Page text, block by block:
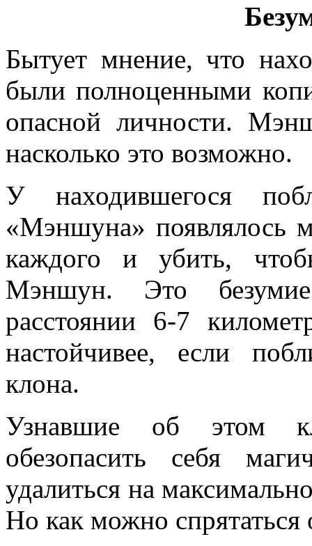
Бытует мнение, что
были полноценными
опасной личности.
насколько это возможно.
У находившегося
«Мэншуна» появлялось
каждого и убить,
Мэншун. Это
расстоянии 6-7
настойчивее, если
клона.
Узнавшие об этом
обезопасить себя
удалиться на
Но как можно спрятаться